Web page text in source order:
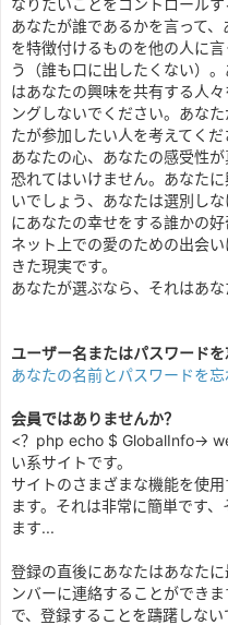
なりたいことをコントロールす
あなたが誰であるかを言って
を特徴付けるものを他の人に
う（誰も口に出したくない）
はあなたの興味を共有する人
ングしないでください。あな
たが参加したい人を考えてく
あなたの心、あなたの感受性
恐れてはいけません。あなた
いでしょう、あなたは選別し
にあなたの幸せをする誰かの
ネット上での愛のための出会
きた現実です。
あなたが選ぶなら、それはあな
ユーザー名またはパスワードを
あなたの名前とパスワードを
会員ではありませんか？
<？php echo $ GlobalInfo->
い系サイトです。
サイトのさまざまな機能を使
ます。それは非常に簡単です
ます...
登録の直後にあなたはあなた
ンバーに連絡することができ
で、登録することを躊躇しない